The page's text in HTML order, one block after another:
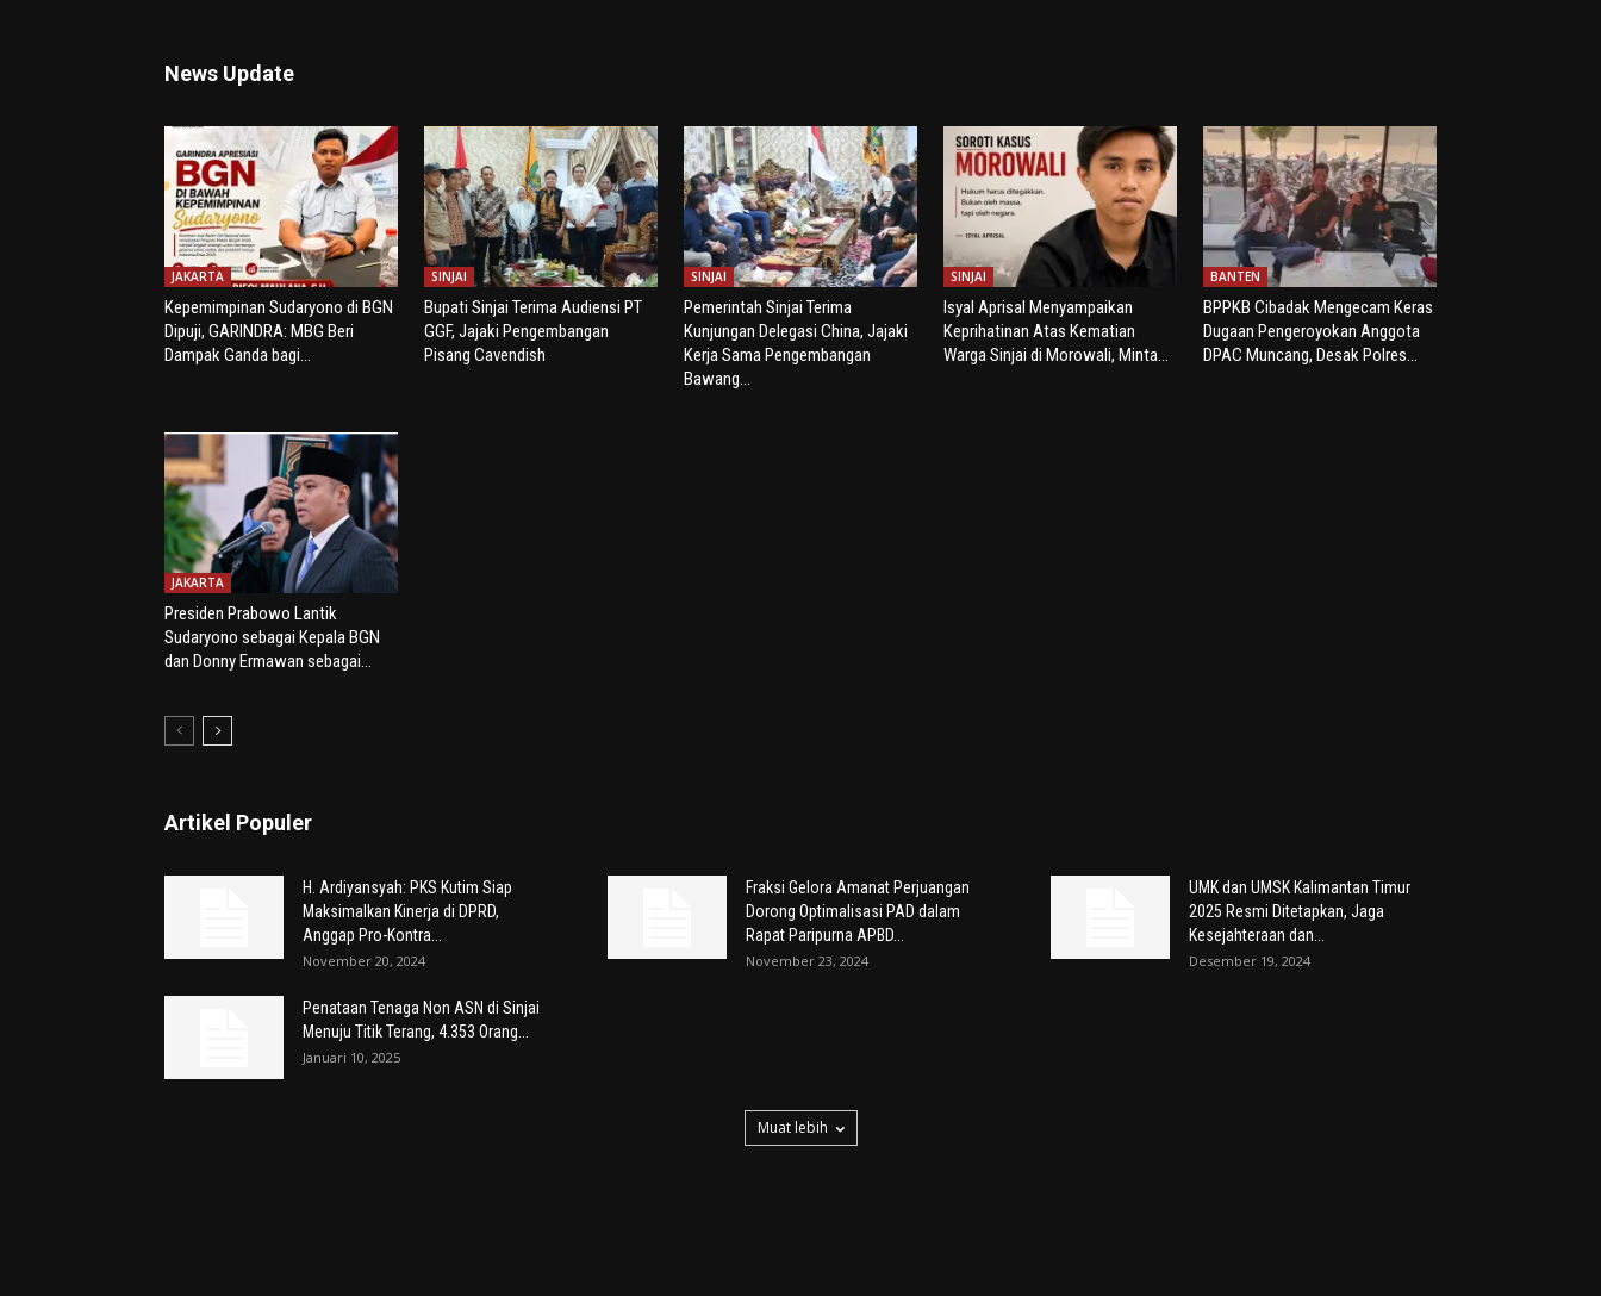
News Update
JAKARTA
Kepemimpinan Sudaryono di BGN
Dipuji, GARINDRA: MBG Beri
Dampak Ganda bagi...
SINJAI
Bupati Sinjai Terima Audiensi PT
GGF, Jajaki Pengembangan
Pisang Cavendish
SINJAI
Pemerintah Sinjai Terima
Kunjungan Delegasi China, Jajaki
Kerja Sama Pengembangan
Bawang...
SINJAI
Isyal Aprisal Menyampaikan
Keprihatinan Atas Kematian
Warga Sinjai di Morowali, Minta...
BANTEN
BPPKB Cibadak Mengecam Keras
Dugaan Pengeroyokan Anggota
DPAC Muncang, Desak Polres...
JAKARTA
Presiden Prabowo Lantik
Sudaryono sebagai Kepala BGN
dan Donny Ermawan sebagai...
Artikel Populer
H. Ardiyansyah: PKS Kutim Siap
Maksimalkan Kinerja di DPRD,
Anggap Pro-Kontra...
November 20, 2024
Fraksi Gelora Amanat Perjuangan
Dorong Optimalisasi PAD dalam
Rapat Paripurna APBD...
November 23, 2024
UMK dan UMSK Kalimantan Timur
2025 Resmi Ditetapkan, Jaga
Kesejahteraan dan...
Desember 19, 2024
Penataan Tenaga Non ASN di Sinjai
Menuju Titik Terang, 4.353 Orang...
Januari 10, 2025
Muat lebih